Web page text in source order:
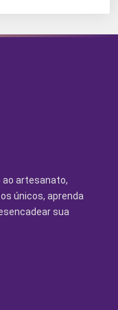
ao artesanato,
únicos, aprenda
sua